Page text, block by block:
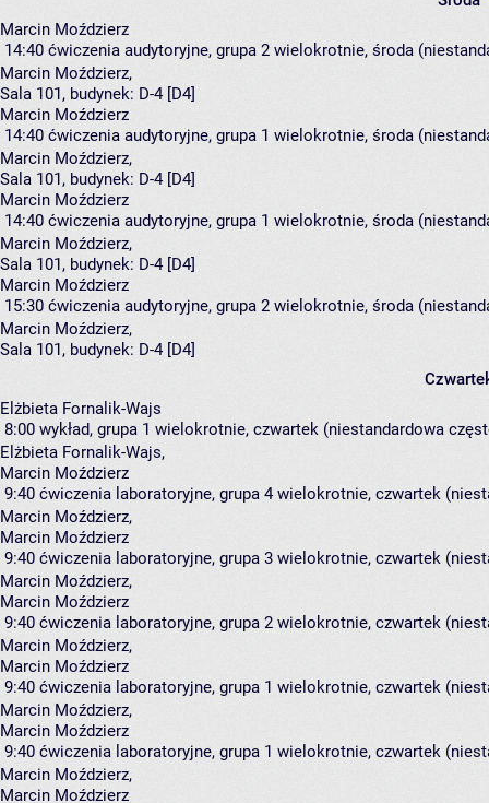
Marcin Moździerz
14:40 ćwiczenia audytoryjne, grupa 2 wielokrotnie, środa
Marcin Moździerz,
Sala 101, budynek: D-4 [D4]
Marcin Moździerz
14:40 ćwiczenia audytoryjne, grupa 1 wielokrotnie, środa
Marcin Moździerz,
Sala 101, budynek: D-4 [D4]
Marcin Moździerz
14:40 ćwiczenia audytoryjne, grupa 1 wielokrotnie, środa
Marcin Moździerz,
Sala 101, budynek: D-4 [D4]
Marcin Moździerz
15:30 ćwiczenia audytoryjne, grupa 2 wielokrotnie, środa
Marcin Moździerz,
Sala 101, budynek: D-4 [D4]
Elżbieta Fornalik-Wajs
8:00 wykład, grupa 1 wielokrotnie, czwartek (niestandardowa
Elżbieta Fornalik-Wajs,
Marcin Moździerz
9:40 ćwiczenia laboratoryjne, grupa 4 wielokrotnie, czwartek
Marcin Moździerz,
Marcin Moździerz
9:40 ćwiczenia laboratoryjne, grupa 3 wielokrotnie, czwartek
Marcin Moździerz,
Marcin Moździerz
9:40 ćwiczenia laboratoryjne, grupa 2 wielokrotnie, czwartek
Marcin Moździerz,
Marcin Moździerz
9:40 ćwiczenia laboratoryjne, grupa 1 wielokrotnie, czwartek
Marcin Moździerz,
Marcin Moździerz
9:40 ćwiczenia laboratoryjne, grupa 1 wielokrotnie, czwartek
Marcin Moździerz,
Marcin Moździerz